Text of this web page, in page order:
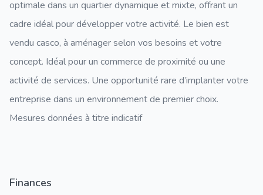
optimale dans un quartier dynamique et mixte, offrant un
cadre idéal pour développer votre activité. Le bien est
vendu casco, à aménager selon vos besoins et votre
concept. Idéal pour un commerce de proximité ou une
activité de services. Une opportunité rare d’implanter votre
entreprise dans un environnement de premier choix.
Mesures données à titre indicatif
Finances